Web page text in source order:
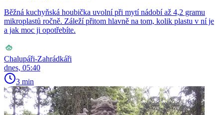
Běžná kuchyňská houbička uvolní při mytí nádobí až 4,2 gramu
mikroplastů ročně. Záleží přitom hlavně na tom, kolik plastu v ní je
a jak moc ji opotřebíte.
Chalupáři-Zahrádkáři
dnes, 05:40
3 min